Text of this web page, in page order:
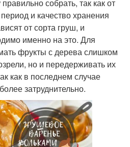
собрать, так как от
и качество хранения
от сорта груш, и
именно на это. Для
фрукты с дерева слишком
но и передерживать их
как в последнем случае
затруднительно.